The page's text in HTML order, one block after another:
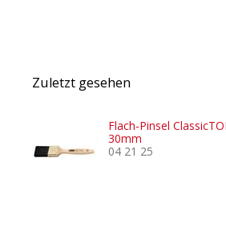
Zuletzt gesehen
Flach-Pinsel
30mm
04 21 25